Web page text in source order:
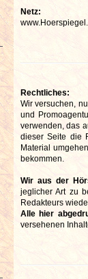
Netz:
Rechtliches:
Wir versuchen,
und
verwenden, das
dieser Seite die
Material
bekommen.
Wir aus der
jeglicher Art zu
Redakteurs
Alle hier
versehenen